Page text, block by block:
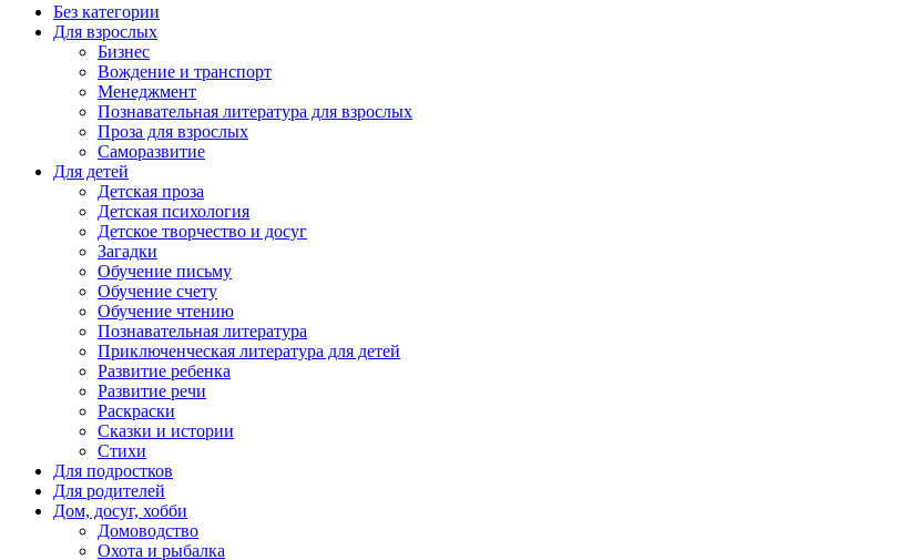
Без категории
Для взрослых
Бизнес
Вождение и транспорт
Менеджмент
Познавательная литература для взрослых
Проза для взрослых
Саморазвитие
Для детей
Детская проза
Детская психология
Детское творчество и досуг
Загадки
Обучение письму
Обучение счету
Обучение чтению
Познавательная литература
Приключенческая литература для детей
Развитие ребенка
Развитие речи
Раскраски
Сказки и истории
Стихи
Для подростков
Для родителей
Дом, досуг, хобби
Домоводство
Охота и рыбалка